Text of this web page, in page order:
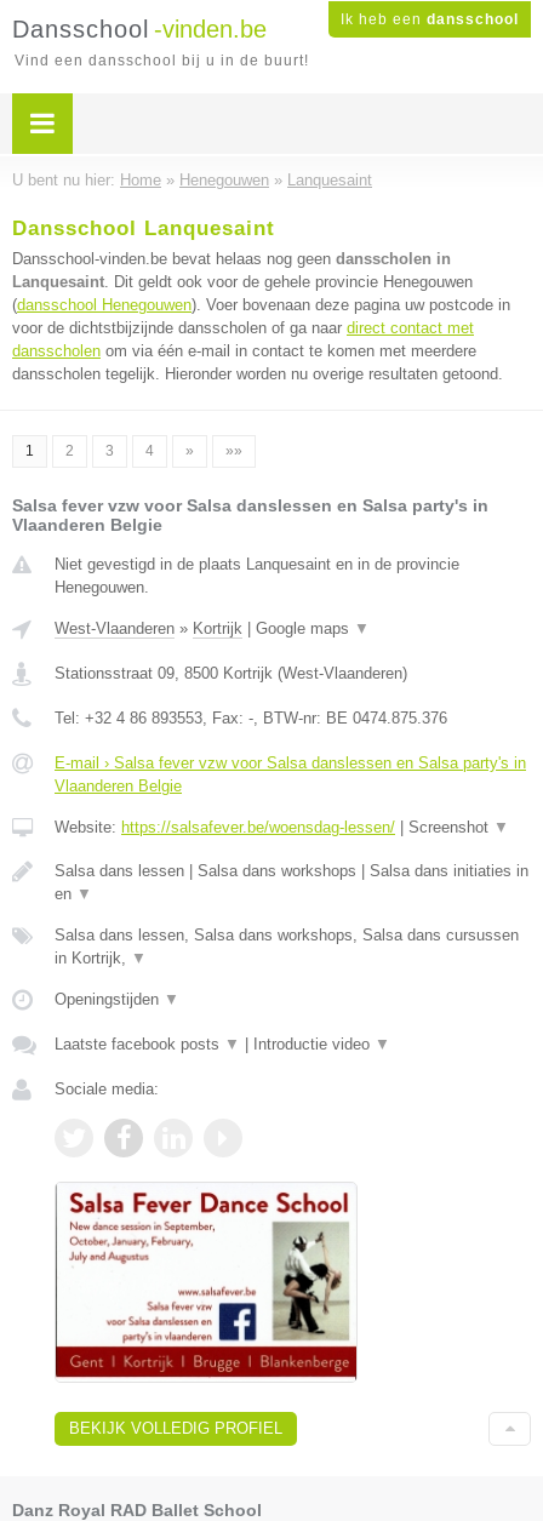
Ik heb een dansschool
Dansschool -vinden.be
Vind een dansschool bij u in de buurt!
U bent nu hier: Home » Henegouwen » Lanquesaint
Dansschool Lanquesaint
Dansschool-vinden.be bevat helaas nog geen dansscholen in
Lanquesaint. Dit geldt ook voor de gehele provincie Henegouwen
(dansschool Henegouwen). Voer bovenaan deze pagina uw postcode in
voor de dichtstbijzijnde dansscholen of ga naar direct contact met
dansscholen om via één e-mail in contact te komen met meerdere
dansscholen tegelijk. Hieronder worden nu overige resultaten getoond.
1 2 3 4 » »»
Salsa fever vzw voor Salsa danslessen en Salsa party's in
Vlaanderen Belgie
Niet gevestigd in de plaats Lanquesaint en in de provincie
Henegouwen.
West-Vlaanderen » Kortrijk Google maps ▼
Stationsstraat 09, 8500 Kortrijk (West-Vlaanderen)
Tel: +32 4 86 893553, Fax: -, BTW-nr: BE 0474.875.376
E-mail › Salsa fever vzw voor Salsa danslessen en Salsa party's in
Vlaanderen Belgie
Website: https://salsafever.be/woensdag-lessen/ Screenshot ▼
Salsa dans lessen | Salsa dans workshops | Salsa dans initiaties in
en ▼
Salsa dans lessen, Salsa dans workshops, Salsa dans cursussen
in Kortrijk, ▼
Openingstijden ▼
Laatste facebook posts ▼ Introductie video ▼
Sociale media:
BEKIJK VOLLEDIG PROFIEL
Danz Royal RAD Ballet School